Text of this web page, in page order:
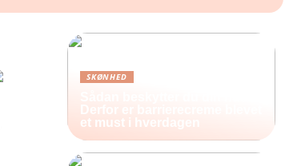
SKØNHED
Derfor er barrierecreme blevet
et must i hverdagen